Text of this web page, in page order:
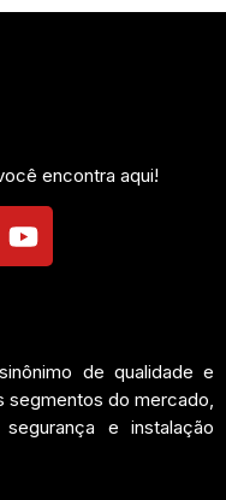
encontra aqui!
de qualidade e
segmentos do mercado,
e instalação